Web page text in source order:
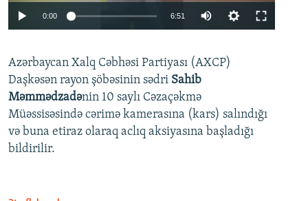
Auto 240p 360p
720p 1080p
0:00 6:51
360p
720p
1080p
Azərbaycan Xalq Cəbhəsi Partiyası (AXCP)
Daşkəsən rayon şöbəsinin sədri Sahib
Məmmədzadənin 10 saylı Cəzaçəkmə
Müəssisəsində cərimə kamerasına (kars) salındığı
və buna etiraz olaraq aclıq aksiyasına başladığı
bildirilir.